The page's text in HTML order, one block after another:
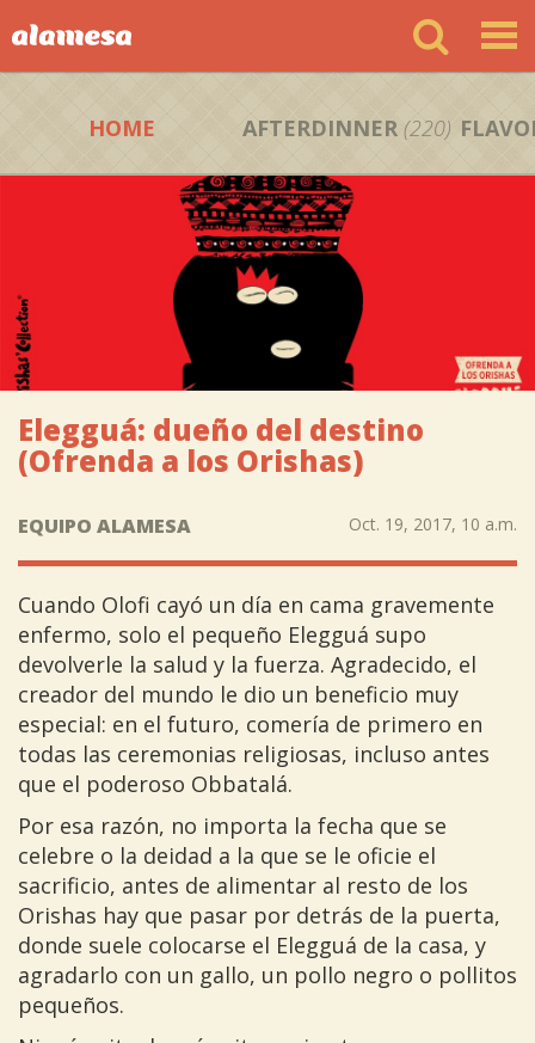
HOME AFTERDINNER (220)
Elegguá: dueño del destino
(Ofrenda a los Orishas)
EQUIPO ALAMESA Oct. 19, 2017, 10 a.m.
Cuando Olofi cayó un día en cama gravemente
enfermo, solo el pequeño Elegguá supo
devolverle la salud y la fuerza. Agradecido, el
creador del mundo le dio un beneficio muy
especial: en el futuro, comería de primero en
todas las ceremonias religiosas, incluso antes
que el poderoso Obbatalá.
Por esa razón, no importa la fecha que se
celebre o la deidad a la que se le oficie el
sacrificio, antes de alimentar al resto de los
Orishas hay que pasar por detrás de la puerta,
donde suele colocarse el Elegguá de la casa, y
agradarlo con un gallo, un pollo negro o pollitos
pequeños.